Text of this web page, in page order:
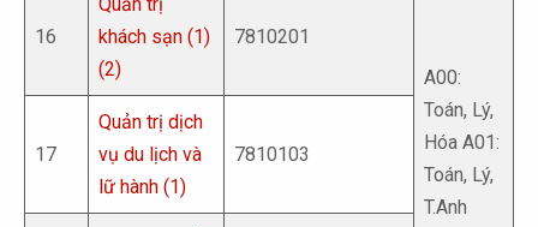
16
khách sạn (1)
(2)
7810201
A00:
Toán, Lý,
Hóa A01:
Toán, Lý,
T.Anh
17
Quản trị dịch
vụ du lịch và
lữ hành (1)
7810103